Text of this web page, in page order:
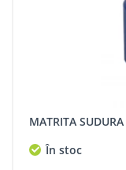
MATRITA
În stoc